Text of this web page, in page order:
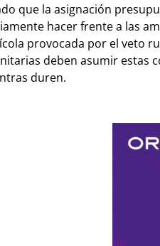
que la asignación
hacer frente a las
provocada por el veto
deben asumir estas
duren.